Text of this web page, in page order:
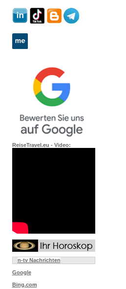
ReiseTravel.eu - Video:
n-tv Nachrichten
Google
Bing.com